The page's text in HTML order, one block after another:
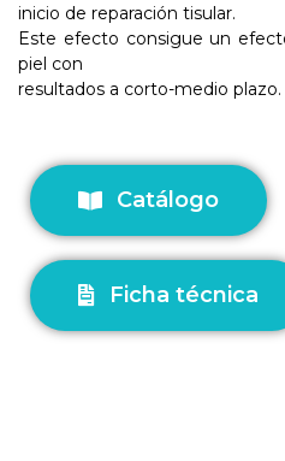
inicio de reparación tisular.
Este efecto consigue un
piel con
resultados a corto-medio plazo.
Catálogo
Ficha técnica